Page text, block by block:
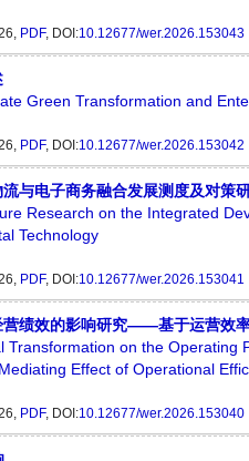
PDF, DOI:10.12677/wer.2026.153043
Green Transformation and
PDF, DOI:10.12677/wer.2026.153042
与电子商务融合发展测度及对策
Research on the Integrated
Technology
PDF, DOI:10.12677/wer.2026.153041
营绩效的影响研究——基于运营效
Transformation on the
Effect of Operational
PDF, DOI:10.12677/wer.2026.153040